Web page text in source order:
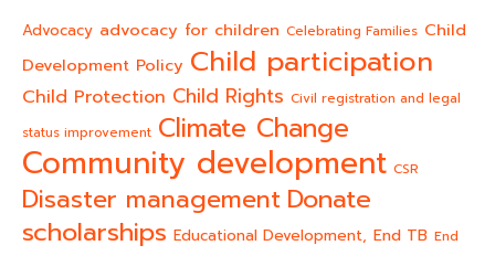
Advocacy advocacy for children Celebrating Families Child
Development Policy Child participation
Child Protection Child Rights Civil registration and legal
status improvement Climate Change
Community development CSR
Disaster management Donate
scholarships Educational Development, End TB End